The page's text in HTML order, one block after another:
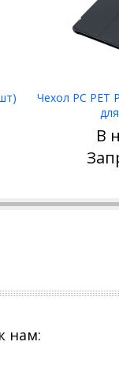
Чехол PC PET
В
нам: